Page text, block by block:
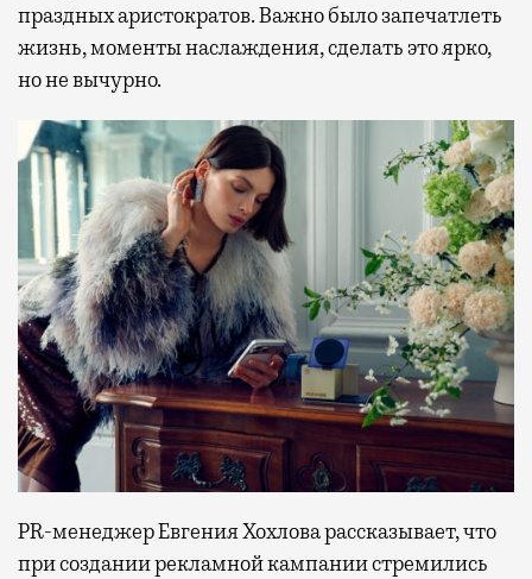
праздных аристократов. Важно было запечатлеть
жизнь, моменты наслаждения, сделать это ярко,
но не вычурно.
PR-менеджер Евгения Хохлова рассказывает, что
при создании рекламной кампании стремились